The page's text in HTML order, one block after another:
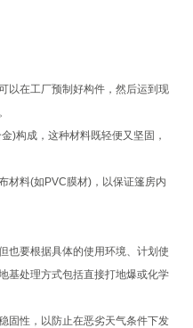
以在工厂预制好构件，然后运到现
)构成，这种材料既轻便又坚固，
材料(如PVC膜材)，以保证篷房内
也要根据具体的使用环境、计划使
基处理方式包括直接打地爆或化学
固性，以防止在恶劣天气条件下发